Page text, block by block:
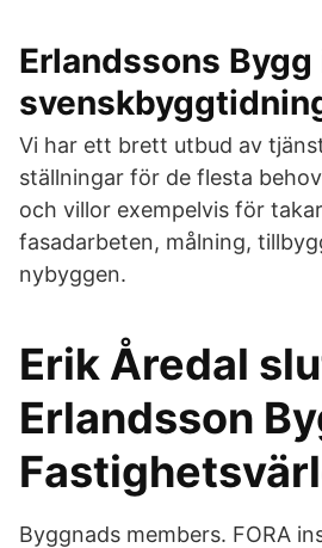
Erlandssons
Vi har ett brett utbud av
ställningar för de flesta
och villor exempelvis för
fasadarbeten, målning,
nybyggen.
Erik Åredal
Erlandsson
Byggnads members. FORA